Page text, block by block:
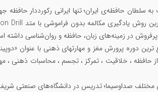
حافظه ، خلاقیت ، تمرکز ، تجسم ، محاسبات ذهنی ،
صداوسیما؛ تدریس در دانشگاه‌های صنعتی شریف